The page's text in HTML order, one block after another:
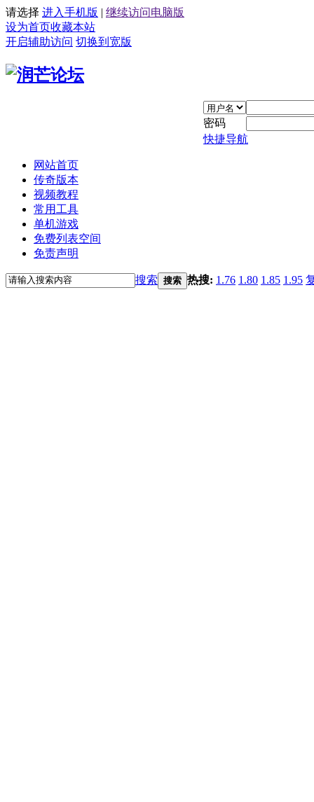
请选择 进入手机版 | 继续访问电脑版
设为首页收藏本站
开启辅助访问 切换到宽版
密码
快捷导航
网站首页
传奇版本
视频教程
常用工具
单机游戏
免费列表空间
免责声明
搜索 搜索 热搜: 1.76 1.80 1.85 1.95